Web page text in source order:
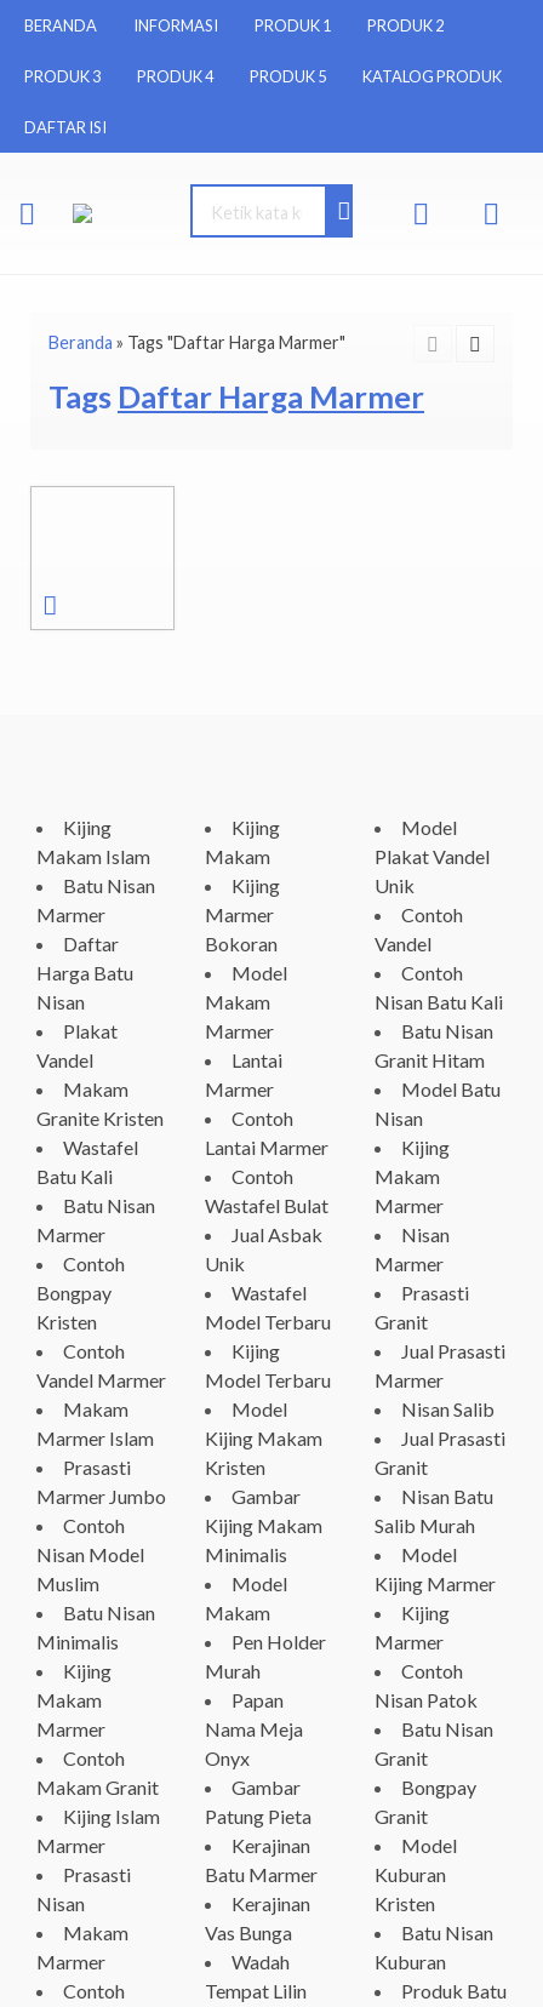
BERANDA INFORMASI PRODUK 1 PRODUK 2
PRODUK 3 PRODUK 4 PRODUK 5 KATALOG PRODUK
DAFTAR ISI
Beranda » Tags "Daftar Harga Marmer"
Tags Daftar Harga Marmer
Kijing
Makam Islam
Batu Nisan
Marmer
Daftar
Harga Batu
Nisan
Plakat
Vandel
Makam
Granite Kristen
Wastafel
Batu Kali
Batu Nisan
Marmer
Contoh
Bongpay
Kristen
Contoh
Vandel Marmer
Makam
Marmer Islam
Prasasti
Marmer Jumbo
Contoh
Nisan Model
Muslim
Batu Nisan
Minimalis
Kijing
Makam
Marmer
Contoh
Makam Granit
Kijing Islam
Marmer
Prasasti
Nisan
Makam
Marmer
Contoh
Kijing
Makam
Kijing
Marmer
Bokoran
Model
Makam
Marmer
Lantai
Marmer
Contoh
Lantai Marmer
Contoh
Wastafel Bulat
Jual Asbak
Unik
Wastafel
Model Terbaru
Kijing
Model Terbaru
Model
Kijing Makam
Kristen
Gambar
Kijing Makam
Minimalis
Model
Makam
Pen Holder
Murah
Papan
Nama Meja
Onyx
Gambar
Patung Pieta
Kerajinan
Batu Marmer
Kerajinan
Vas Bunga
Wadah
Tempat Lilin
Model
Plakat Vandel
Unik
Contoh
Vandel
Contoh
Nisan Batu Kali
Batu Nisan
Granit Hitam
Model Batu
Nisan
Kijing
Makam
Marmer
Nisan
Marmer
Prasasti
Granit
Jual Prasasti
Marmer
Nisan Salib
Jual Prasasti
Granit
Nisan Batu
Salib Murah
Model
Kijing Marmer
Kijing
Marmer
Contoh
Nisan Patok
Batu Nisan
Granit
Bongpay
Granit
Model
Kuburan
Kristen
Batu Nisan
Kuburan
Produk Batu